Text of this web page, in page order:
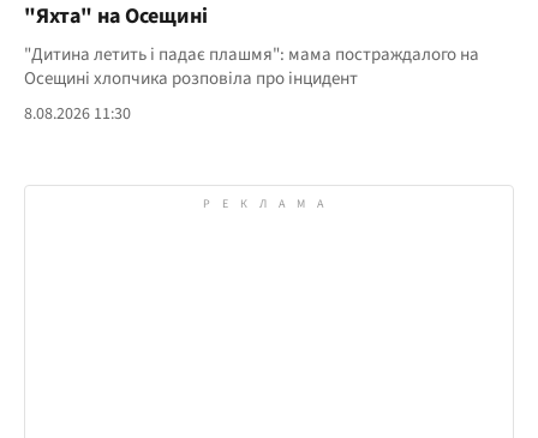
"Яхта" на Осещині
"Дитина летить і падає плашмя": мама постраждалого на
Осещині хлопчика розповіла про інцидент
8.08.2026 11:30